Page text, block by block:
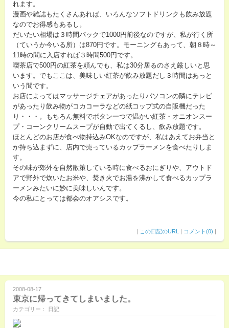
れます。
漫画や雑誌もたくさんあれば、いろんなソフトドリンクも飲み放題
なのでお得感もあるし。
だいたい相場は３時間パックで1000円前後なのですが、私が行く所
（ていうか今いる所）は870円です。モーニングもあって、朝８時～
11時の間に入店すれば３時間500円です。
喫茶店で500円の紅茶を頼んでも、私は30分居るのさえ厳しいと思
います。でもここは、美味しい紅茶が飲み放題だし３時間はあっと
いう間です。
お店によってはマッサージチェアがあったりパソコンの隣にテレビ
があったり飲み物がコカコーラなどの紙コップ式の自販機だった
り・・・。もちろん無料でボタン一つで温かい紅茶・オニオンスー
プ・コーンクリームスープが自動で出てくるし、飲み放題です。
ほとんどのお店が食べ物持込みOKなのですが、私はあえてお弁当と
か持ち込まずに、店内で売っているカップラーメンを食べたりしま
す。
その味が郊外を自然散策している時に食べるおにぎりや、アウトド
アで野外で炊いたお米や、焚き火でお湯を沸かして食べるカップラ
ーメンみたいに妙に美味しいんです。
今の私にとっては都会のオアシスです。
| この日記のURL | コメント(0) |
2008-08-17
東京に帰ってきてしまいました。
カテゴリー： 日記